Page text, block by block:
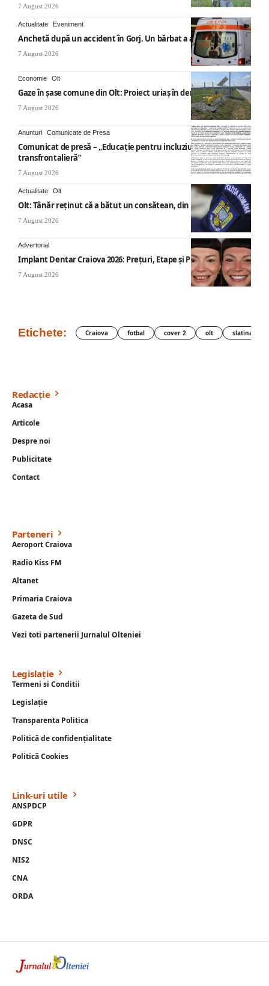
7 August 2026
Actualitate Eveniment
Anchetă după un accident în Gorj. Un bărbat a ajuns la spital
7 August 2026
Economie Olt
Gaze în șase comune din Olt: Proiect uriaș în derulare
7 August 2026
Anunturi Comunicate de Presa
Comunicat de presă – „Educație pentru incluziune – O abordare
transfrontalieră”
7 August 2026
Actualitate Olt
Olt: Tânăr reţinut că a bătut un consătean, din cauza muzicii
7 August 2026
Advertorial
Implant Dentar Craiova 2026: Preţuri, Etape şi Plata în Rate
7 August 2026
Etichete: Craiova fotbal cover 2 olt slatina
Redacție
Acasa
Articole
Despre noi
Publicitate
Contact
Parteneri
Aeroport Craiova
Radio Kiss FM
Altanet
Primaria Craiova
Gazeta de Sud
Vezi toti partenerii Jurnalul Olteniei
Legislație
Termeni si Conditii
Legislație
Transparenta Politica
Politică de confidențialitate
Politică Cookies
Link-uri utile
ANSPDCP
GDPR
DNSC
NIS2
CNA
ORDA